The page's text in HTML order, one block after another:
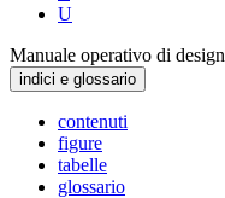
U
Manuale operativo di design
indici e glossario
contenuti
figure
tabelle
glossario